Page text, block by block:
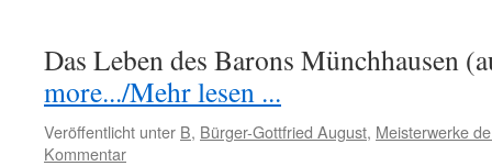
Das Leben des Barons Münchhausen
more.../Mehr lesen ...
Veröffentlicht unter B, Bürger-Gottfried August, Meisterwerke
Kommentar